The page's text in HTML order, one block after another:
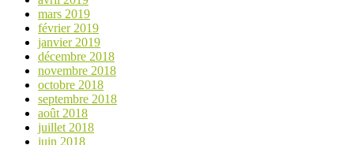
mars 2019
février 2019
janvier 2019
décembre 2018
novembre 2018
octobre 2018
septembre 2018
août 2018
juillet 2018
juin 2018